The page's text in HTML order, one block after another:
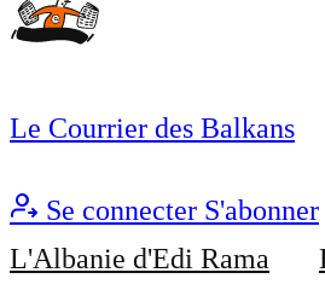
Le Courrier des Balkans
Se connecter S'abonner
L'Albanie d'Edi Rama